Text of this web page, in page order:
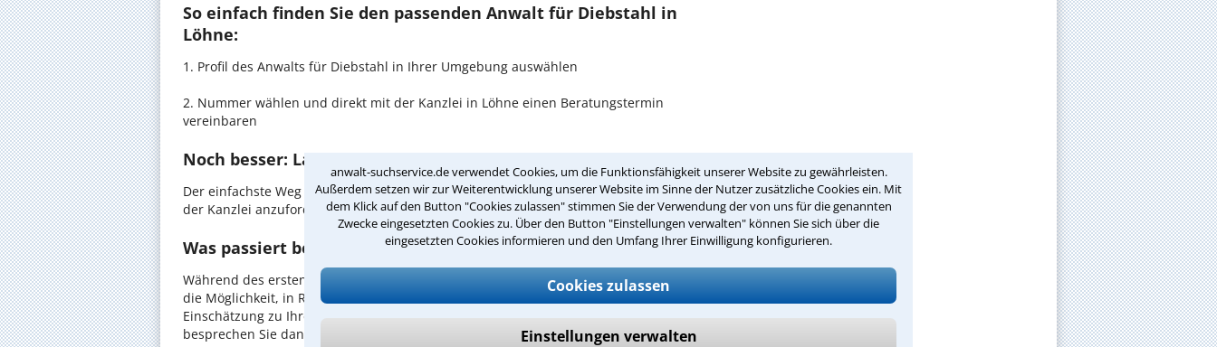
anwalt-suchservice.de verwendet Cookies, um die Funktionsfähigkeit unserer Website zu gewährleisten.
Außerdem setzen wir zur Weiterentwicklung unserer Website im Sinne der Nutzer zusätzliche Cookies ein. Mit
dem Klick auf den Button "Cookies zulassen" stimmen Sie der Verwendung der von uns für die genannten
Zwecke eingesetzten Cookies zu. Über den Button "Einstellungen verwalten" können Sie sich über die
eingesetzten Cookies informieren und den Umfang Ihrer Einwilligung konfigurieren.
Cookies zulassen
Einstellungen verwalten
So einfach finden Sie den passenden Anwalt für Diebstahl in
Löhne:
1. Profil des Anwalts für Diebstahl in Ihrer Umgebung auswählen
2. Nummer wählen und direkt mit der Kanzlei in Löhne einen Beratungstermin
vereinbaren
Noch besser: Lassen Sie sich zurückrufen
Der einfachste Weg zum Anwalt in Löhne ist es, über unser Kontaktformular einen Rückruf
der Kanzlei anzufordern - probieren Sie es gleich aus.
Was passiert beim anwaltlichen Erstgespräch in Löhne?
Während des ersten Gesprächs mit Ihrem Rechtsanwalt für Diebstahl in Löhne haben Sie
die Möglichkeit, in Ruhe den Sachverhalt zu schildern, sodass Sie eine qualifizierte
Einschätzung zu Ihrem Fall und Ihren Erfolgsaussichten erhalten. In diesem Termin
besprechen Sie dann mit Ihrem Anwalt auch die weitere Vorgehensweise in Ihrem Fall.